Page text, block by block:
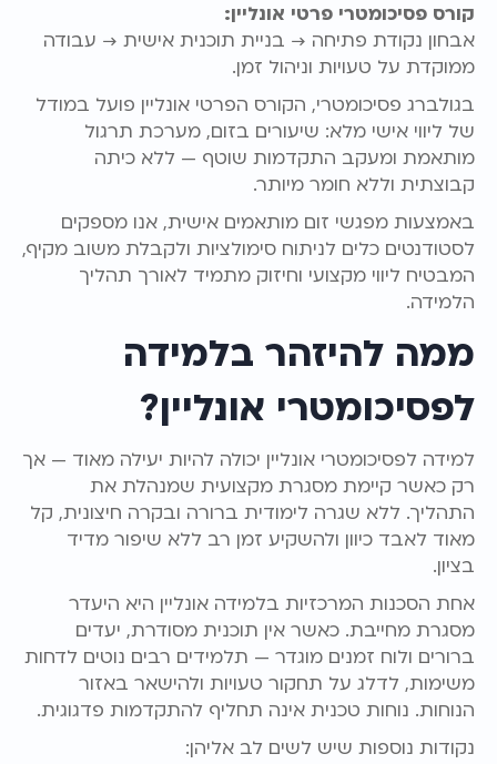
קורס פסיכומטרי פרטי אונליין:
אבחון נקודת פתיחה → בניית תוכנית אישית → עבודה
ממוקדת על טעויות וניהול זמן.
בגולברג פסיכומטרי, הקורס הפרטי אונליין פועל במודל
של ליווי אישי מלא: שיעורים בזום, מערכת תרגול
מותאמת ומעקב התקדמות שוטף — ללא כיתה
קבוצתית וללא חומר מיותר.
באמצעות מפגשי זום מותאמים אישית, אנו מספקים
לסטודנטים כלים לניתוח סימולציות ולקבלת משוב מקיף,
המבטיח ליווי מקצועי וחיזוק מתמיד לאורך תהליך
הלמידה.
ממה להיזהר בלמידה
לפסיכומטרי אונליין?
למידה לפסיכומטרי אונליין יכולה להיות יעילה מאוד — אך
רק כאשר קיימת מסגרת מקצועית שמנהלת את
התהליך. ללא שגרה לימודית ברורה ובקרה חיצונית, קל
מאוד לאבד כיוון ולהשקיע זמן רב ללא שיפור מדיד
בציון.
אחת הסכנות המרכזיות בלמידה אונליין היא היעדר
מסגרת מחייבת. כאשר אין תוכנית מסודרת, יעדים
ברורים ולוח זמנים מוגדר — תלמידים רבים נוטים לדחות
משימות, לדלג על תחקור טעויות ולהישאר באזור
הנוחות. נוחות טכנית אינה תחליף להתקדמות פדגוגית.
נקודות נוספות שיש לשים לב אליהן: